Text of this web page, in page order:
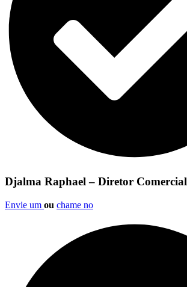
Djalma Raphael – Diretor Comercial
Envie um ou chame no